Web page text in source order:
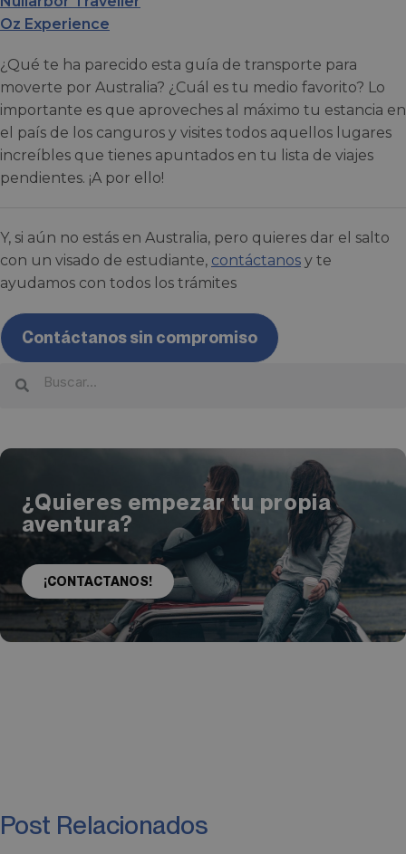
Oz Experience
¿Qué te ha parecido esta guía de transporte para
moverte por Australia? ¿Cuál es tu medio favorito? Lo
importante es que aproveches al máximo tu estancia en
el país de los canguros y visites todos aquellos lugares
increíbles que tienes apuntados en tu lista de viajes
pendientes. ¡A por ello!
Y, si aún no estás en Australia, pero quieres dar el salto
con un visado de estudiante, contáctanos y te
ayudamos con todos los trámites
Contáctanos sin compromiso
¿Quieres empezar tu propia
aventura?
¡CONTACTANOS!
Post Relacionados